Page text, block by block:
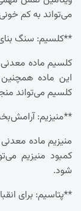
می‌تواند به کم
**کلسیم: سنگ
کلسیم ماده
این ماده
کلسیم می‌تواند
**منیزیم:
منیزیم ماده
کمبود منیزیم
شود.
**پتاسیم: برای